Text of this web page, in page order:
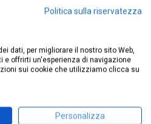
CLASSICAIN METALLO
comodino stile ferro battuto
diffusori e foglioline in
orientato a sinistra e
Politica sulla riservatezza
dati, per migliorare il nostro sito Web,
offrirti un'esperienza di navigazione
sui cookie che utilizziamo clicca su
Personalizza